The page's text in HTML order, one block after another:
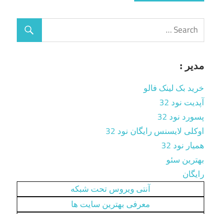
مدیر :
خرید بک لینک فالو
آپدیت نود 32
پسورد نود 32
اوکلی لایسنس رایگان نود 32
همیار نود 32
بهترین سئو
رایگان
آنتی ویروس تحت شبکه
معرفی بهترین سایت ها